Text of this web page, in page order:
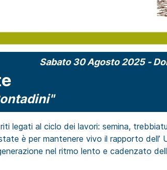
Sabato 30 Agosto 2025-
legati al ciclo dei lavori: semina,
è per mantenere vivo il rapporto dell’
nel ritmo lento e cadenzato